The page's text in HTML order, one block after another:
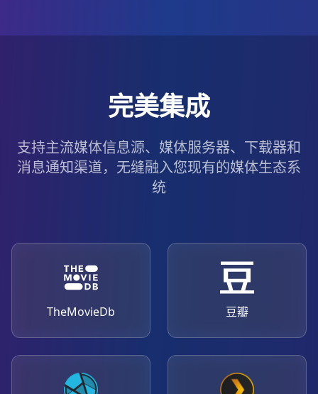
完美集成
支持主流媒体信息源、媒体服务器、下载器和
消息通知渠道，无缝融入您现有的媒体生态系
统
TheMovieDb 豆瓣